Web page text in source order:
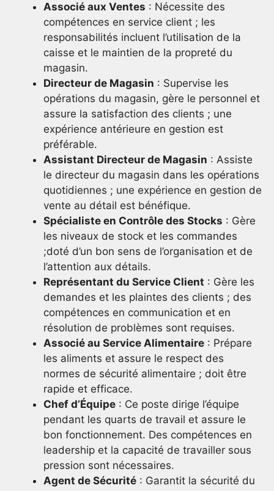
Associé aux Ventes : Nécessite des
compétences en service client ; les
responsabilités incluent l’utilisation de la
caisse et le maintien de la propreté du
magasin.
Directeur de Magasin : Supervise les
opérations du magasin, gère le personnel et
assure la satisfaction des clients ; une
expérience antérieure en gestion est
préférable.
Assistant Directeur de Magasin : Assiste
le directeur du magasin dans les opérations
quotidiennes ; une expérience en gestion de
vente au détail est bénéfique.
Spécialiste en Contrôle des Stocks : Gère
les niveaux de stock et les commandes
;doté d’un bon sens de l’organisation et de
l’attention aux détails.
Représentant du Service Client : Gère les
demandes et les plaintes des clients ; des
compétences en communication et en
résolution de problèmes sont requises.
Associé au Service Alimentaire : Prépare
les aliments et assure le respect des
normes de sécurité alimentaire ; doit être
rapide et efficace.
Chef d’Équipe : Ce poste dirige l’équipe
pendant les quarts de travail et assure le
bon fonctionnement. Des compétences en
leadership et la capacité de travailler sous
pression sont nécessaires.
Agent de Sécurité : Garantit la sécurité du